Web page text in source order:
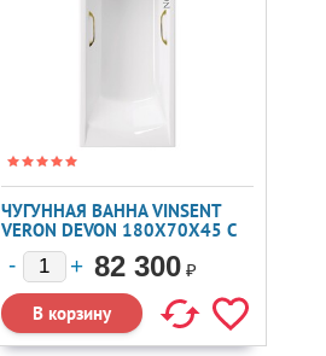
ЧУГУННАЯ ВАННА VINSENT
VERON DEVON 180X70X45 С
ЗОЛОТЫМИ РУЧКАМИ
82 300 ₽